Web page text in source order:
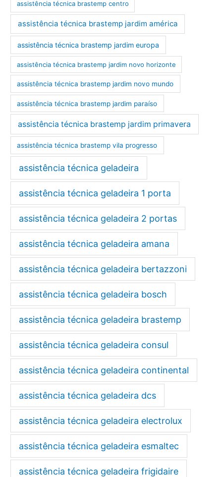
assistência técnica brastemp centro
assistência técnica brastemp jardim américa
assistência técnica brastemp jardim europa
assistência técnica brastemp jardim novo horizonte
assistência técnica brastemp jardim novo mundo
assistência técnica brastemp jardim paraíso
assistência técnica brastemp jardim primavera
assistência técnica brastemp vila progresso
assistência técnica geladeira
assistência técnica geladeira 1 porta
assistência técnica geladeira 2 portas
assistência técnica geladeira amana
assistência técnica geladeira bertazzoni
assistência técnica geladeira bosch
assistência técnica geladeira brastemp
assistência técnica geladeira consul
assistência técnica geladeira continental
assistência técnica geladeira dcs
assistência técnica geladeira electrolux
assistência técnica geladeira esmaltec
assistência técnica geladeira frigidaire